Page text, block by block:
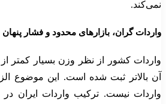
نمی‌کند.
واردات گران، بازارهای محدود و فشار پنهان
واردات کشور از نظر وزن بسیار کمتر
آن بالاتر ثبت شده است. این موضوع